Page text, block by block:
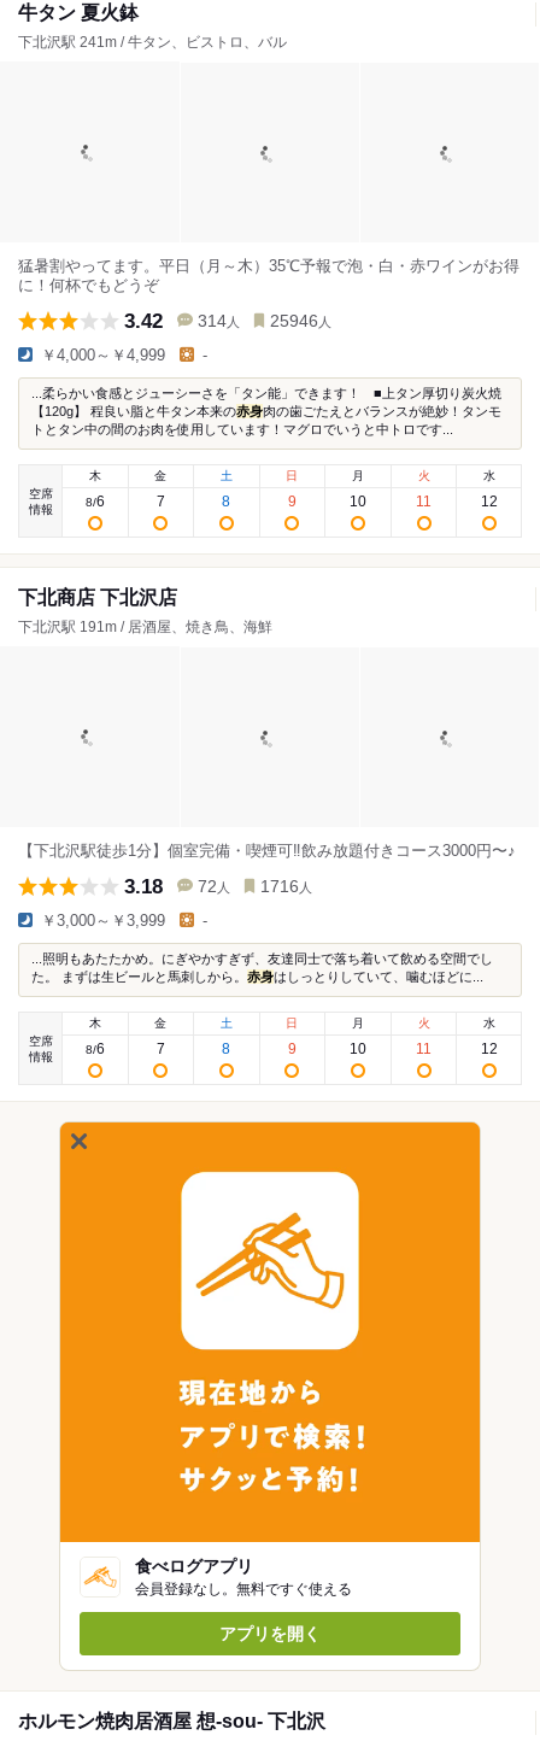
牛タン 夏火鉢
下北沢駅 241m / 牛タン、ビストロ、バル
猛暑割やってます。平日（月～木）35℃予報で泡・白・赤ワインがお得
に！何杯でもどうぞ
3.42 314 人 25946 人
￥4,000～￥4,999 -
...柔らかい食感とジューシーさを「タン能」できます！ ■上タン厚切り炭火焼
【120g】 程良い脂と牛タン本来の赤身肉の歯ごたえとバランスが絶妙！タンモ
トとタン中の間のお肉を使用しています！マグロでいうと中トロです...
空席
情報
木
8/6
金
7
土
8
日
9
月
10
火
11
水
12
下北商店 下北沢店
下北沢駅 191m / 居酒屋、焼き鳥、海鮮
【下北沢駅徒歩1分】個室完備・喫煙可‼︎飲み放題付きコース3000円〜♪
3.18 72 人 1716 人
￥3,000～￥3,999 -
...照明もあたたかめ。にぎやかすぎず、友達同士で落ち着いて飲める空間でし
た。 まずは生ビールと馬刺しから。 赤身はしっとりしていて、噛むほどに...
空席
情報
木
8/6
金
7
土
8
日
9
月
10
火
11
水
12
食べログアプリ
会員登録なし。無料ですぐ使える
アプリを開く
ホルモン焼肉居酒屋 想-sou- 下北沢